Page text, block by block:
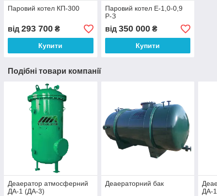
Паровий котел КП-300
від 293 700 ₴
Купити
Паровий котел Е-1,0-0,9
Р-З
від 350 000₴
Купити
Подібні товари компанії
Деаератор атмосферний
ДА-1 (ДА-3)
Деаераторний бак
ДА-